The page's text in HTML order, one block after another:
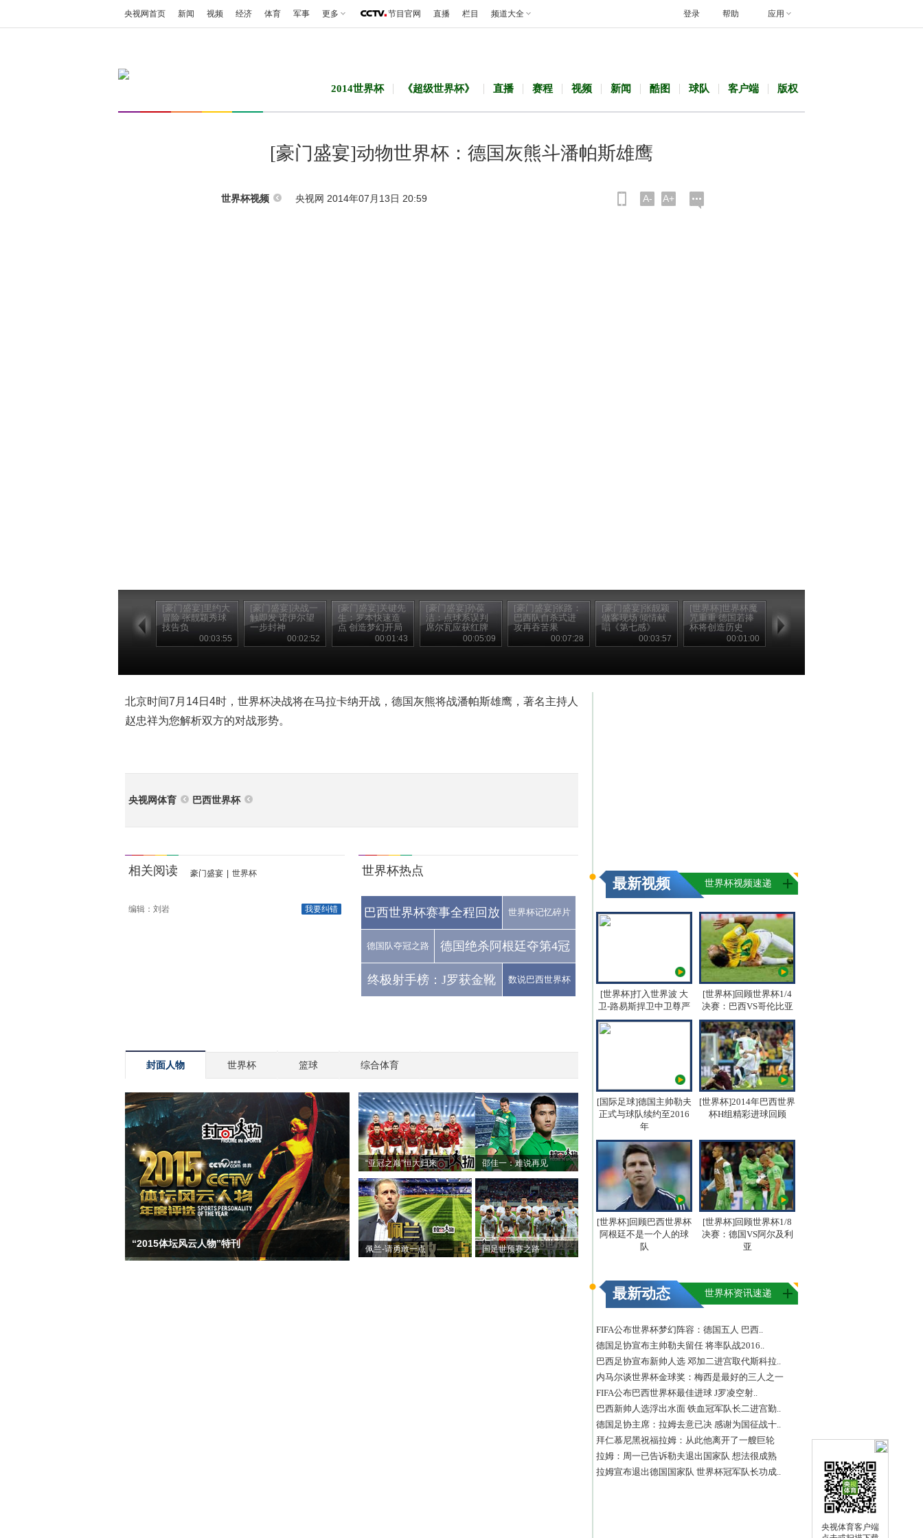
央视体育客户端
央视网首页 新闻 视频 经济 体育 军事 更多 节目官网 直播 栏目 频道大全 帮助 应用
登录
2014世界杯 《超级世界杯》 直播 赛程 视频 新闻 酷图 球队 客户端 版权
[豪门盛宴]动物世界杯：德国灰熊斗潘帕斯雄鹰
世界杯视频 央视网 2014年07月13日 20:59 A- A+
[豪门盛宴]里约大
冒险 张靓颖秀球
技告负
00:03:55
[豪门盛宴]决战一
触即发 诺伊尔望
一步封神
00:02:52
[豪门盛宴]关键先
生：罗本快速造
点 创造梦幻开局
00:01:43
[豪门盛宴]孙葆
洁：点球系误判
席尔瓦应获红牌
00:05:09
[豪门盛宴]张路：
巴西队自杀式进
攻再吞苦果
00:07:28
[豪门盛宴]张靓颖
做客现场 倾情献
唱《第七感》
00:03:57
[世界杯]世界杯魔
咒重重 德国若捧
杯将创造历史
00:01:00
北京时间7月14日4时，世界杯决战将在马拉卡纳开战，德国灰熊将战潘帕斯雄鹰，著名主持人
赵忠祥为您解析双方的对战形势。
央视网体育 巴西世界杯
相关阅读 豪门盛宴 世界杯
我要纠错
编辑：刘岩
世界杯热点
巴西世界杯赛事全程回放 世界杯记忆碎片
德国队夺冠之路 德国绝杀阿根廷夺第4冠
终极射手榜：J罗获金靴 数说巴西世界杯
封面人物 世界杯 篮球 综合体育
“2015体坛风云人物”特刊
“亚冠之巅”恒大归来 邵佳一：难说再见
佩兰-请勇敢一点 国足世预赛之路
最新视频 世界杯视频速递
[世界杯]打入世界波 大
卫-路易斯捍卫中卫尊严
[世界杯]回顾世界杯1/4
决赛：巴西VS哥伦比亚
[国际足球]德国主帅勒夫
正式与球队续约至2016
年
[世界杯]2014年巴西世界
杯H组精彩进球回顾
[世界杯]回顾巴西世界杯
阿根廷不是一个人的球
队
[世界杯]回顾世界杯1/8
决赛：德国VS阿尔及利
亚
最新动态 世界杯资讯速递
FIFA公布世界杯梦幻阵容：德国五人 巴西..
德国足协宣布主帅勒夫留任 将率队战2016..
巴西足协宣布新帅人选 邓加二进宫取代斯科拉..
内马尔谈世界杯金球奖：梅西是最好的三人之一
FIFA公布巴西世界杯最佳进球 J罗凌空射..
巴西新帅人选浮出水面 铁血冠军队长二进宫勤..
德国足协主席：拉姆去意已决 感谢为国征战十..
拜仁慕尼黑祝福拉姆：从此他离开了一艘巨轮
拉姆：周一已告诉勒夫退出国家队 想法很成熟
拉姆宣布退出德国国家队 世界杯冠军队长功成..